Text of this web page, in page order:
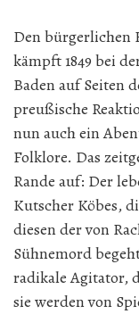
Den bürgerlichen
kämpft 1849 bei
Baden auf Seiten
preußische
nun auch ein
Folklore. Das
Rande auf: Der
Kutscher Köbes,
diesen der von
Sühnemord
radikale Agitator,
sie werden von